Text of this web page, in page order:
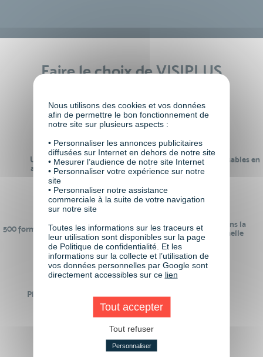
Faire le choix de VISIPLUS
Un réseau de 22 000
anciens participants
100% des formations réalisables en
digital learning
500 formations pour se préparer au
monde de demain
24 ans d'expérience dans la
formation professionnelle
Plus de 50 formations
Des intervenants
Nous utilisons des cookies et vos données
afin de permettre le bon fonctionnement de
notre site sur plusieurs aspects :
• Personnaliser les annonces publicitaires
diffusées sur Internet en dehors de notre site
• Mesurer l’audience de notre site Internet
• Personnaliser votre expérience sur notre
site
• Personnaliser notre assistance
commerciale à la suite de votre navigation
sur notre site
Toutes les informations sur les traceurs et
leur utilisation sont disponibles sur la page
de Politique de confidentialité. Et les
informations sur la collecte et l’utilisation de
vos données personnelles par Google sont
directement accessibles sur ce lien
Tout accepter
Tout refuser
Personnaliser